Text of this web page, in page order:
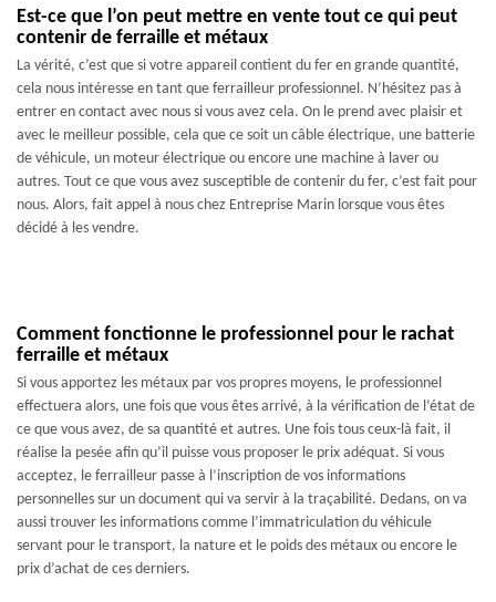
Est-ce que l’on peut mettre en vente tout ce qui peut
contenir de ferraille et métaux
La vérité, c’est que si votre appareil contient du fer en grande quantité,
cela nous intéresse en tant que ferrailleur professionnel. N’hésitez pas à
entrer en contact avec nous si vous avez cela. On le prend avec plaisir et
avec le meilleur possible, cela que ce soit un câble électrique, une batterie
de véhicule, un moteur électrique ou encore une machine à laver ou
autres. Tout ce que vous avez susceptible de contenir du fer, c’est fait pour
nous. Alors, fait appel à nous chez Entreprise Marin lorsque vous êtes
décidé à les vendre.
Comment fonctionne le professionnel pour le rachat
ferraille et métaux
Si vous apportez les métaux par vos propres moyens, le professionnel
effectuera alors, une fois que vous êtes arrivé, à la vérification de l’état de
ce que vous avez, de sa quantité et autres. Une fois tous ceux-là fait, il
réalise la pesée afin qu’il puisse vous proposer le prix adéquat. Si vous
acceptez, le ferrailleur passe à l’inscription de vos informations
personnelles sur un document qui va servir à la traçabilité. Dedans, on va
aussi trouver les informations comme l’immatriculation du véhicule
servant pour le transport, la nature et le poids des métaux ou encore le
prix d’achat de ces derniers.